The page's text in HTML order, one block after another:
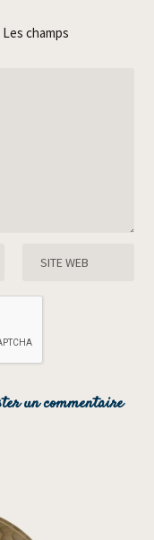
Les champs